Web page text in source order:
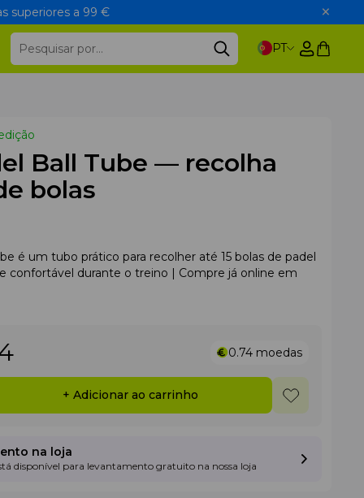
superiores a 99 €
PT
Ball Tube — recolha
bolas
é um tubo prático para recolher até 15 bolas de padel
confortável durante o treino | Compre já online em
0.74 moedas
+ Adicionar ao carrinho
na loja
disponível para levantamento gratuito na nossa loja